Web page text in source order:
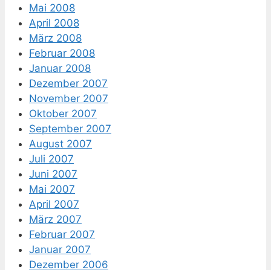
Mai 2008
April 2008
März 2008
Februar 2008
Januar 2008
Dezember 2007
November 2007
Oktober 2007
September 2007
August 2007
Juli 2007
Juni 2007
Mai 2007
April 2007
März 2007
Februar 2007
Januar 2007
Dezember 2006